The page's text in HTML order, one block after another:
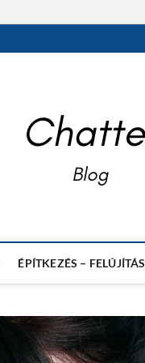
ÉPÍTKEZÉS – FELÚJÍTÁS